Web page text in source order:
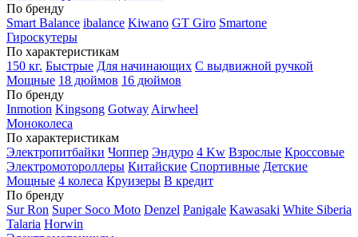
По бренду
Smart Balance ibalance Kiwano GT Giro Smartone
Гироскутеры
По характеристикам
150 кг. Быстрые Для начинающих С выдвижной ручкой
Мощные 18 дюймов 16 дюймов
По бренду
Inmotion Kingsong Gotway Airwheel
Моноколеса
По характеристикам
Электропитбайки Чоппер Эндуро 4 Kw Взрослые Кроссовые
Электромотороллеры Китайские Спортивные Детские
Мощные 4 колеса Круизеры В кредит
По бренду
Sur Ron Super Soco Moto Denzel Panigale Kawasaki White Siberia
Talaria Horwin